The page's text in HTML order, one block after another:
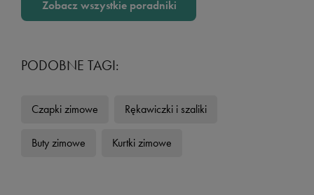
Zobacz wszystkie poradniki
PODOBNE TAGI:
Czapki zimowe Rękawiczki i szaliki
Buty zimowe Kurtki zimowe